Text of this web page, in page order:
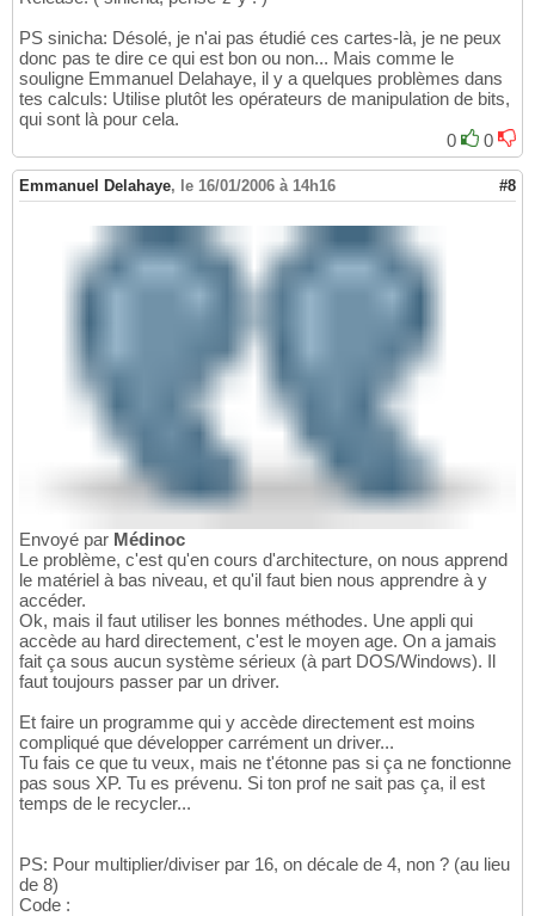
PS sinicha: Désolé, je n'ai pas étudié ces cartes-là, je ne peux
donc pas te dire ce qui est bon ou non... Mais comme le
souligne Emmanuel Delahaye, il y a quelques problèmes dans
tes calculs: Utilise plutôt les opérateurs de manipulation de bits,
qui sont là pour cela.
0
0
Emmanuel Delahaye, le 16/01/2006 à 14h16 #8
Envoyé par Médinoc
Le problème, c'est qu'en cours d'architecture, on nous apprend
le matériel à bas niveau, et qu'il faut bien nous apprendre à y
accéder.
Ok, mais il faut utiliser les bonnes méthodes. Une appli qui
accède au hard directement, c'est le moyen age. On a jamais
fait ça sous aucun système sérieux (à part DOS/Windows). Il
faut toujours passer par un driver.
Et faire un programme qui y accède directement est moins
compliqué que développer carrément un driver...
Tu fais ce que tu veux, mais ne t'étonne pas si ça ne fonctionne
pas sous XP. Tu es prévenu. Si ton prof ne sait pas ça, il est
temps de le recycler...
PS: Pour multiplier/diviser par 16, on décale de 4, non ? (au lieu
de 8)
Code :